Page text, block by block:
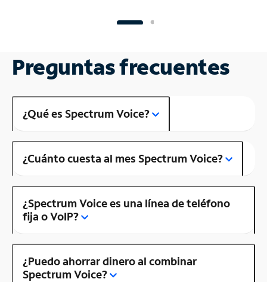
Preguntas frecuentes
¿Qué es Spectrum Voice?
¿Cuánto cuesta al mes Spectrum Voice?
¿Spectrum Voice es una línea de teléfono
fija o VoIP?
¿Puedo ahorrar dinero al combinar
Spectrum Voice?